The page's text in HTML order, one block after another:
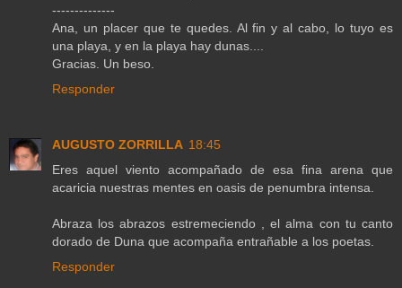
--------------
Ana, un placer que te quedes. Al fin y al cabo, lo tuyo es
una playa, y en la playa hay dunas....
Gracias. Un beso.
Responder
AUGUSTO ZORRILLA 18:45
Eres aquel viento acompañado de esa fina arena que
acaricia nuestras mentes en oasis de penumbra intensa.
Abraza los abrazos estremeciendo , el alma con tu canto
dorado de Duna que acompaña entrañable a los poetas.
Responder